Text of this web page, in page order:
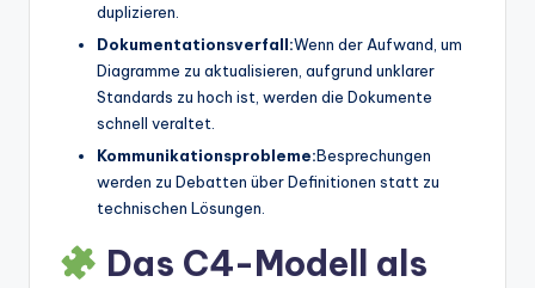
duplizieren.
Dokumentationsverfall:Wenn der Aufwand, um
Diagramme zu aktualisieren, aufgrund unklarer
Standards zu hoch ist, werden die Dokumente
schnell veraltet.
Kommunikationsprobleme:Besprechungen
werden zu Debatten über Definitionen statt zu
technischen Lösungen.
Das C4-Modell als